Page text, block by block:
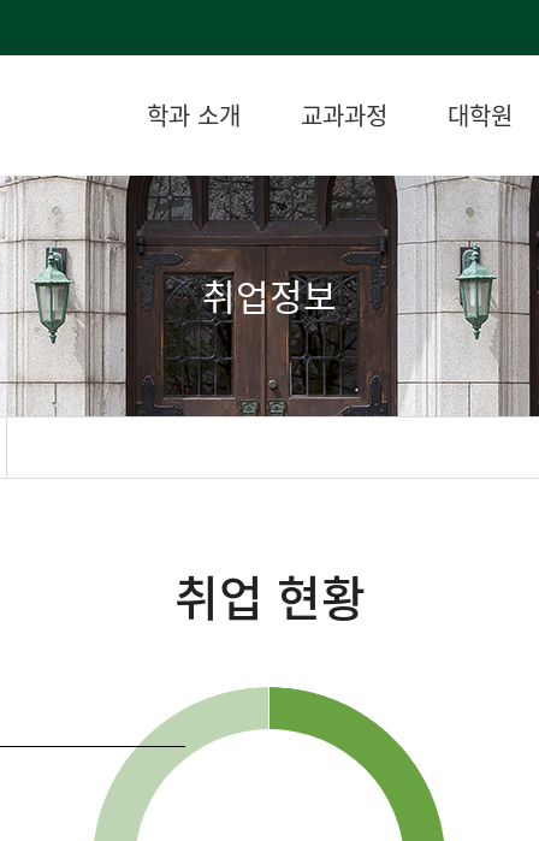
학과 소개 교과과정 대학원
취업정보
취업 현황